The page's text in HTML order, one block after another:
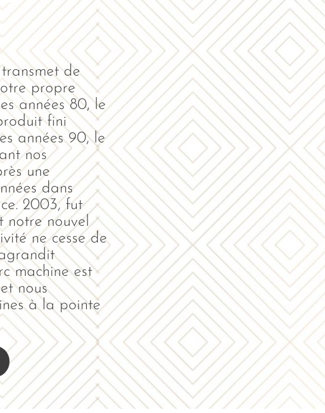
de
propre
années 80, le
fini
années 90, le
nos
une
dans
2003, fut
notre nouvel
ne cesse de
machine est
nous
à la pointe